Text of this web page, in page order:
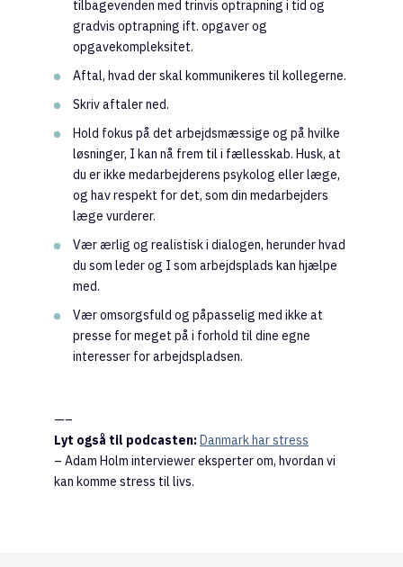
tilbagevenden med trinvis optrapning i tid og
gradvis optrapning ift. opgaver og
opgavekompleksitet.
Aftal, hvad der skal kommunikeres til kollegerne.
Skriv aftaler ned.
Hold fokus på det arbejdsmæssige og på hvilke
løsninger, I kan nå frem til i fællesskab. Husk, at
du er ikke medarbejderens psykolog eller læge,
og hav respekt for det, som din medarbejders
læge vurderer.
Vær ærlig og realistisk i dialogen, herunder hvad
du som leder og I som arbejdsplads kan hjælpe
med.
Vær omsorgsfuld og påpasselig med ikke at
presse for meget på i forhold til dine egne
interesser for arbejdspladsen.
—–
Lyt også til podcasten:Danmark har stress
– Adam Holm interviewer eksperter om, hvordan vi
kan komme stress til livs.